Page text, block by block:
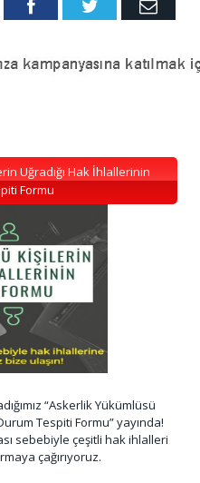
FacebookTwitter Email
Uğradığı Hak İhlallerinin
Formu
“Askerlik Yükümlüsü
Tespiti Formu” yayında!
sebebiyle çeşitli hak ihlalleri
çağırıyoruz.